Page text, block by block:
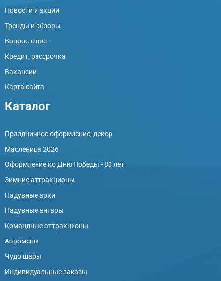
Новости и акции
Тренды и обзоры
Вопрос-ответ
Кредит, рассрочка
Вакансии
Карта сайта
Каталог
Праздничное оформление, декор
Масленица 2026
Оформление ко Дню Победы - 80 лет
Зимние аттракционы
Надувные арки
Надувные ангары
Командные аттракционы
Аэромены
Чудо шары
Индивидуальные заказы